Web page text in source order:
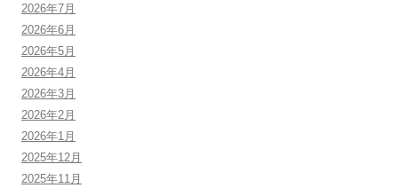
2026年7月
2026年6月
2026年5月
2026年4月
2026年3月
2026年2月
2026年1月
2025年12月
2025年11月